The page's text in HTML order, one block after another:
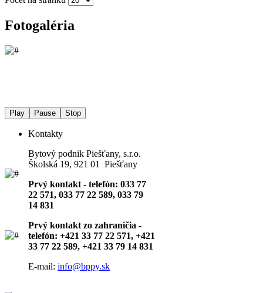
Fotogaléria
Play Pause Stop
Kontakty
Bytový podnik Piešťany, s.r.o.
Školská 19, 921 01 Piešťany
Prvý kontakt - telefón: 033 77
22 571, 033 77 22 589, 033 79
14 831
Prvý kontakt zo zahraničia -
telefón: +421 33 77 22 571, +421
33 77 22 589, +421 33 79 14 831
E-mail: info@bppy.sk